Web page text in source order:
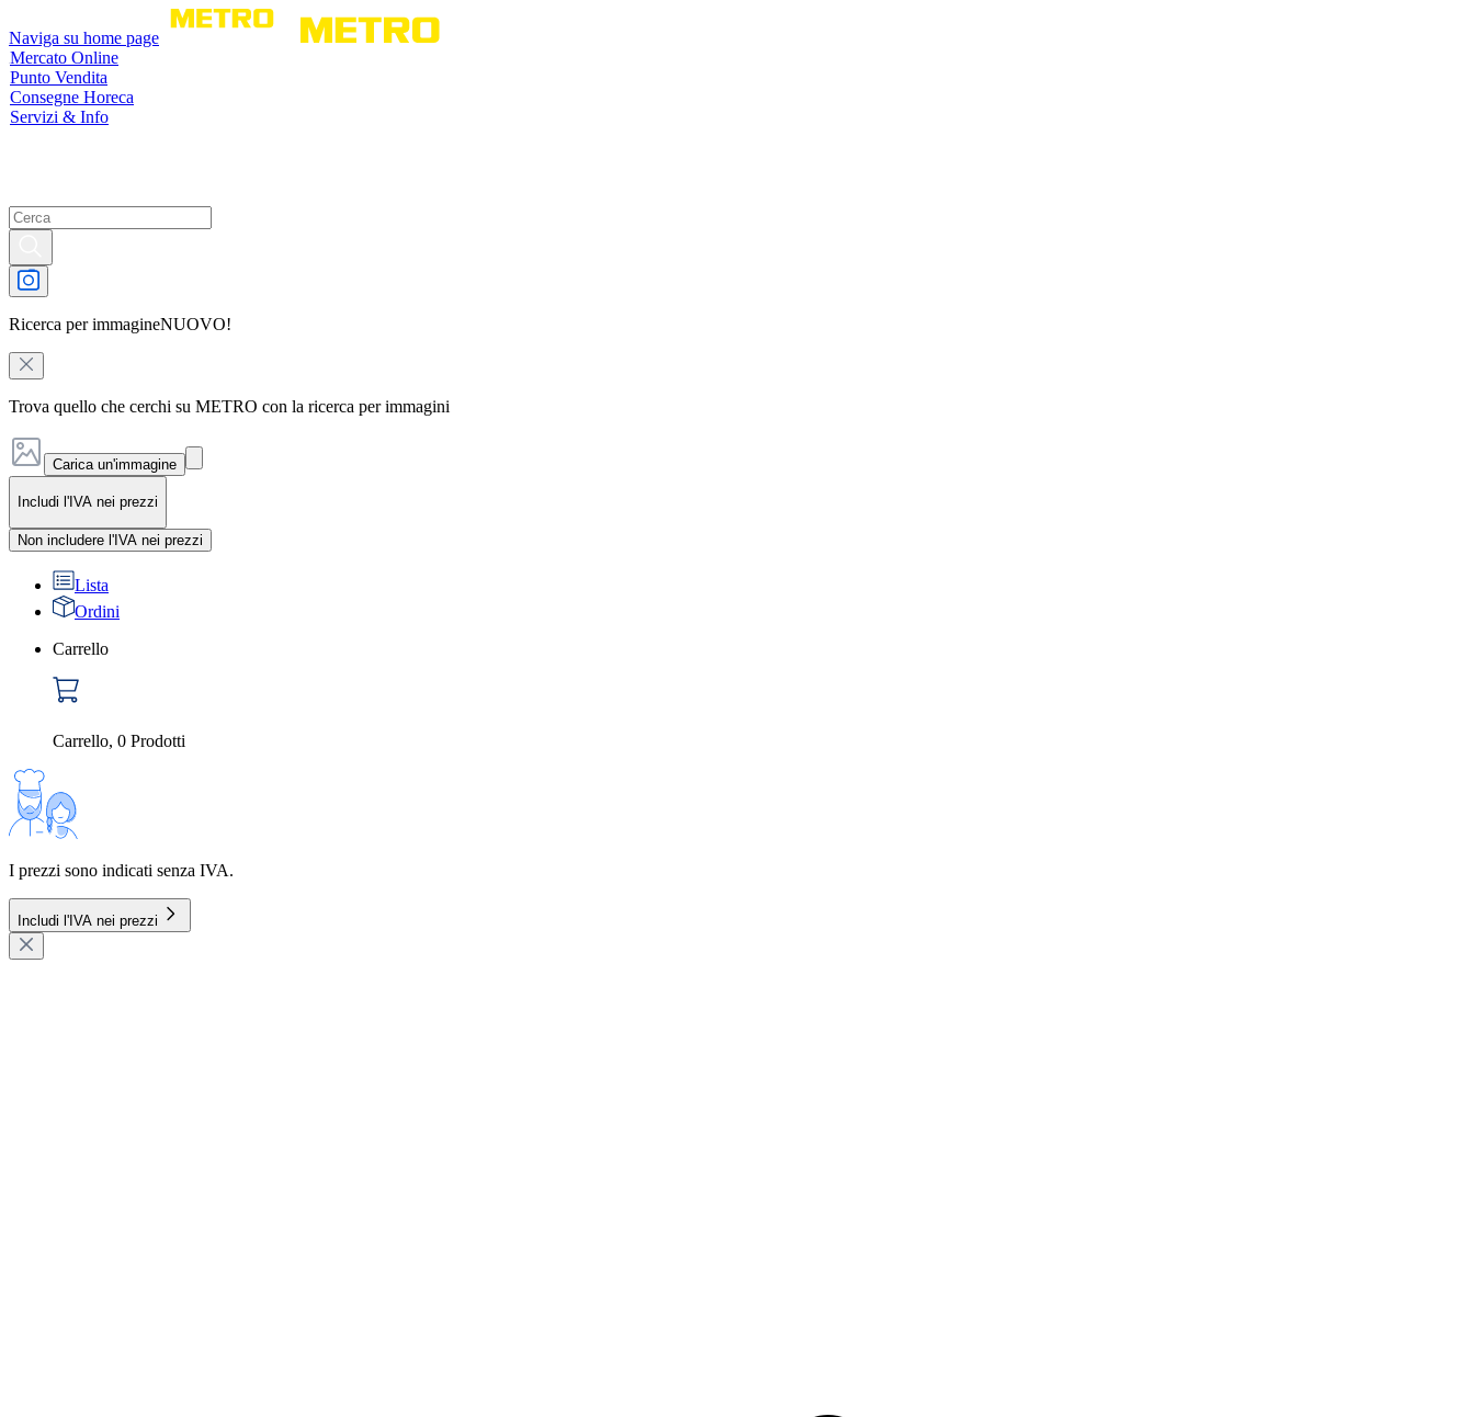
Naviga su home page
Mercato Online
Punto Vendita
Consegne Horeca
Servizi & Info
Ricerca per immagineNUOVO!
Trova quello che cerchi su METRO con la ricerca per immagini
Carica un'immagine
Includi l'IVA nei prezzi
Non includere l'IVA nei prezzi
Lista
Ordini
Carrello
Carrello, 0 Prodotti
I prezzi sono indicati senza IVA.
Includi l'IVA nei prezzi